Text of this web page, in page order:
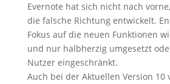
Evernote hat sich nicht nach
die falsche Richtung entwickelt.
Fokus auf die neuen Funktionen
und nur halbherzig umgesetzt
Nutzer eingeschränkt.
Auch bei der Aktuellen Version 10